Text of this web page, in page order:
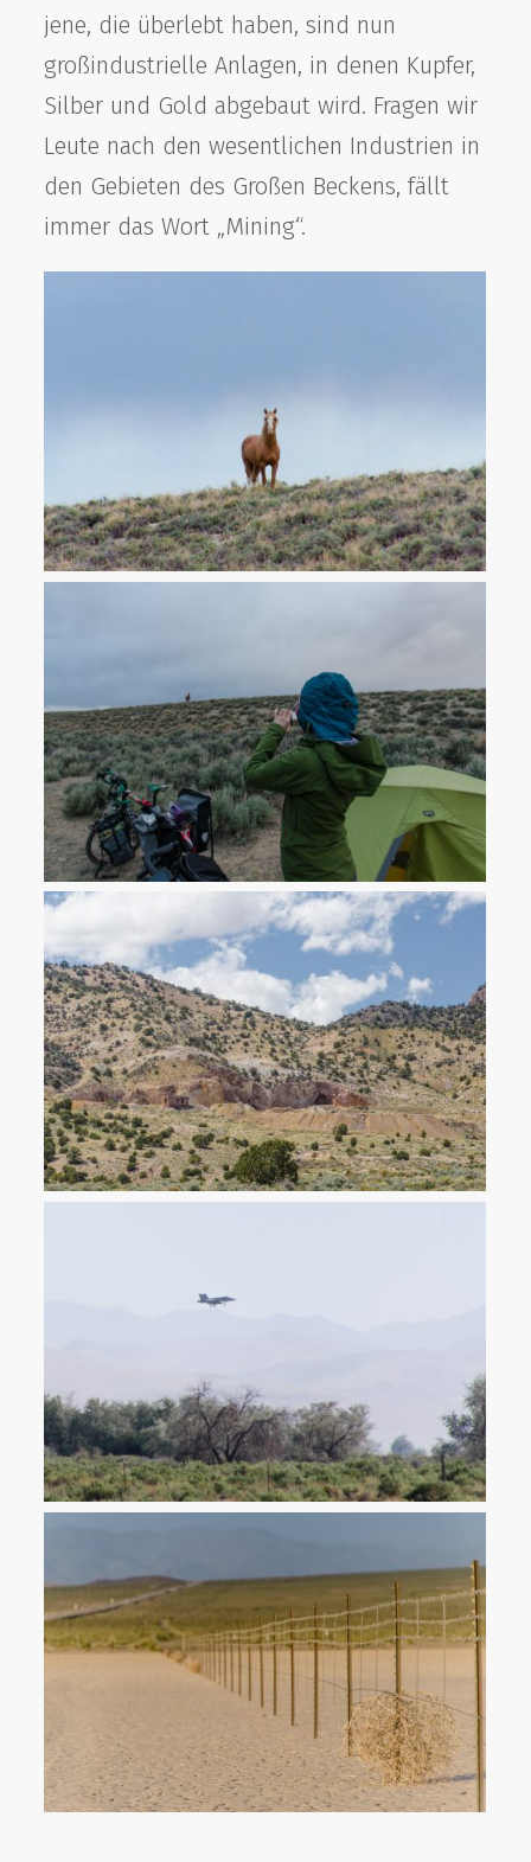
jene, die überlebt haben, sind nun
großindustrielle Anlagen, in denen Kupfer,
Silber und Gold abgebaut wird. Fragen wir
Leute nach den wesentlichen Industrien in
den Gebieten des Großen Beckens, fällt
immer das Wort „Mining“.
Das Leittier unserer Herde inspiziert das Leittier einer Herde
wilder Pferde, welches seinerseits unser Nachtlager inspiziert.
über unseren Köpfen hinweg gedonnert.